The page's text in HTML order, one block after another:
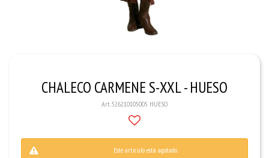
CHALECO CARMENE S-XXL - HUESO
526210105005 HUESO
Este artículo está agotado.